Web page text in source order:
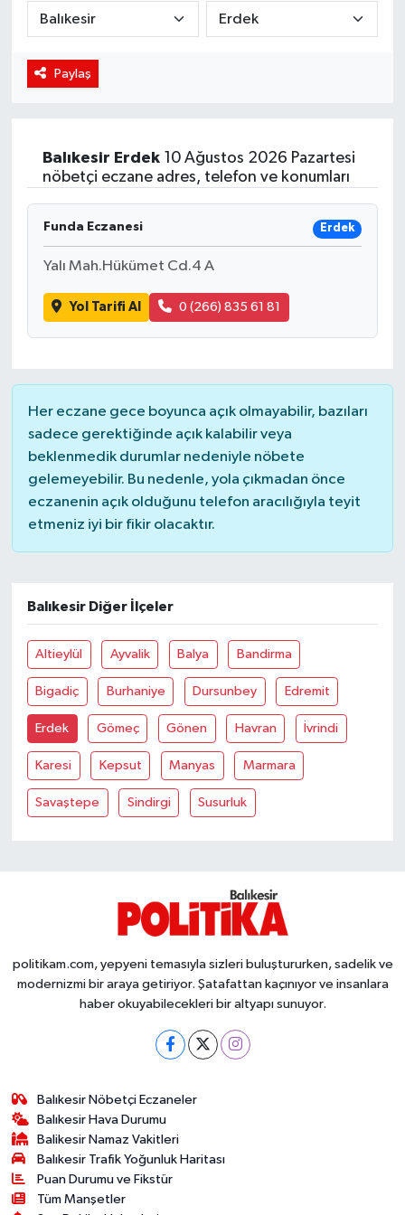
Paylaş
Balıkesir Erdek10 Ağustos 2026 Pazartesi
nöbetçi eczane adres, telefon ve konumları
Funda Eczanesi Erdek
Yalı Mah.Hükümet Cd.4 A
Yol Tarifi Al 0 (266) 835 61 81
Her eczane gece boyunca açık olmayabilir, bazıları
sadece gerektiğinde açık kalabilir veya
beklenmedik durumlar nedeniyle nöbete
gelemeyebilir. Bu nedenle, yola çıkmadan önce
eczanenin açık olduğunu telefon aracılığıyla teyit
etmeniz iyi bir fikir olacaktır.
Balıkesir Diğer İlçeler
Altieylül Ayvalik Balya Bandirma
Bigadiç Burhaniye Dursunbey Edremit
Erdek Gömeç Gönen Havran İvrindi
Karesi Kepsut Manyas Marmara
Savaştepe Sindirgi Susurluk
politikam.com, yepyeni temasıyla sizleri buluştururken, sadelik ve
modernizmi bir araya getiriyor. Şatafattan kaçınıyor ve insanlara
haber okuyabilecekleri bir altyapı sunuyor.
Balıkesir Nöbetçi Eczaneler
Balıkesir Hava Durumu
Balikesir Namaz Vakitleri
Balıkesir Trafik Yoğunluk Haritası
Puan Durumu ve Fikstür
Tüm Manşetler
Dursunbey
EĞİTİM
Erdek
Gömeç
KENT GÜNDEMİ
MANŞET
Manyas
OLAY
OTOMOTİV
SEYAHAT
Sındırgı
SPOR
SÜRMANŞET